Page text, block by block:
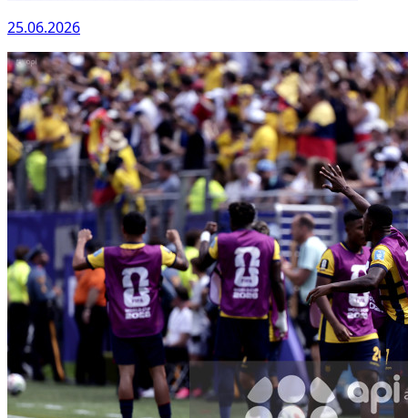
25.06.2026